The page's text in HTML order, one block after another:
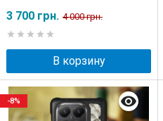
3 700 грн. 4 000 грн.
В корзину
-8%